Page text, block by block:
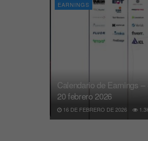
EARNINGS
Calendario de Earnings
20 febrero 2026
16 DE FEBRERO DE 2026